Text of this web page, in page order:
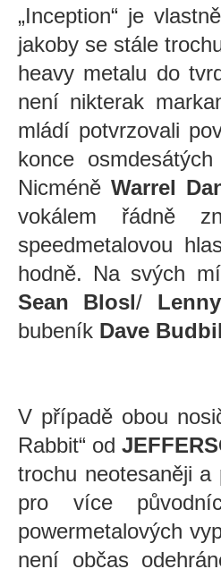
„Inception“ je
jakoby se stále
heavy metalu do
není nikterak
mládí potvrzovali
konce
NicméněWarrel
vokálem řádně
speedmetalovou
hodně. Na svých
Sean Blosl/
bubeník Dave
V případě obou
Rabbit“ od
trochu neotesaněji
pro více
powermetalových
není občas